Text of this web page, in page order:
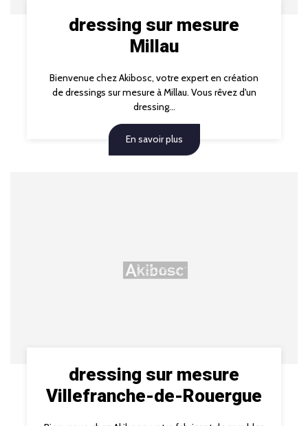
dressing sur mesure
Millau
Bienvenue chez Akibosc, votre expert en création
de dressings sur mesure à Millau. Vous rêvez d'un
dressing...
En savoir plus
dressing sur mesure
Villefranche-de-Rouergue